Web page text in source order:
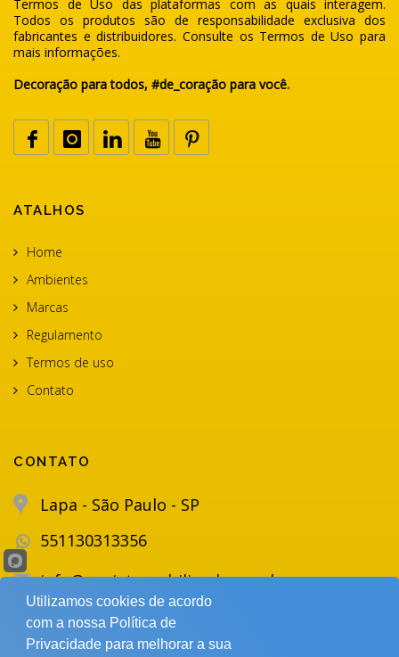
Termos de Uso das plataformas com as quais interagem.
Todos os produtos são de responsabilidade exclusiva dos
fabricantes e distribuidores. Consulte os Termos de Uso para
mais informações.
Decoração para todos, #de_coração para você.
ATALHOS
Home
Ambientes
Marcas
Regulamento
Termos de uso
Contato
CONTATO
Lapa - São Paulo - SP
551130313356
info@projetomobiliando.com.br
Utilizamos cookies de acordo
com a nossa Política de
Privacidade para melhorar a sua